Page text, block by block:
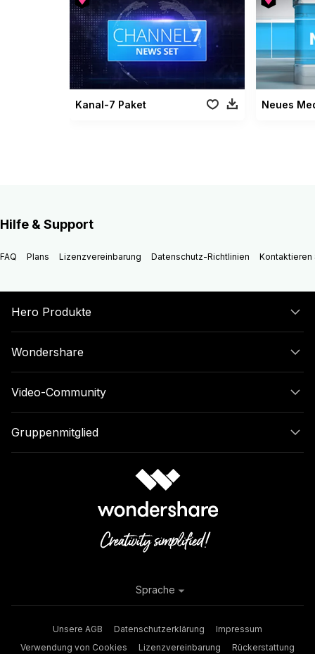
Kanal-7 Paket Neues
Hilfe & Support
FAQ Plans Lizenzvereinbarung Datenschutz-Richtlinien Kontaktieren
Hero Produkte
Wondershare
Video-Community
Gruppenmitglied
Unsere AGB Datenschutzerklärung
Impressum
Verwendung von Cookies
Lizenzvereinbarung
Rückerstattung
Sprache